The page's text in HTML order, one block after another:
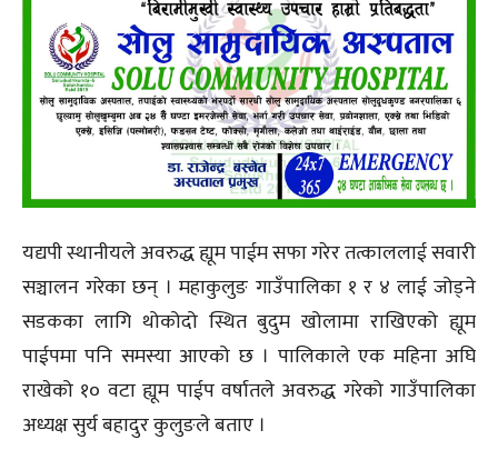
यद्यपी स्थानीयले अवरुद्ध ह्यूम पाईम सफा गरेर तत्काललाई सवारी
सञ्चालन गरेका छन् । महाकुलुङ गाउँपालिका १ र ४ लाई जोड्ने
सडकका लागि थोकोदो स्थित बुदुम खोलामा राखिएको ह्यूम
पाईपमा पनि समस्या आएको छ । पालिकाले एक महिना अघि
राखेको १० वटा ह्यूम पाईप वर्षातले अवरुद्ध गरेको गाउँपालिका
अध्यक्ष सुर्य बहादुर कुलुङले बताए ।